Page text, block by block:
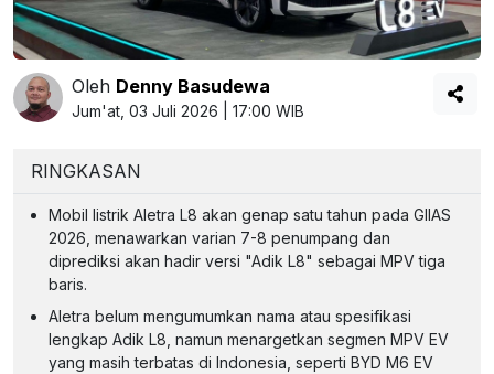
Oleh Denny Basudewa
Jum'at, 03 Juli 2026 | 17:00 WIB
RINGKASAN
Mobil listrik Aletra L8 akan genap satu tahun pada GIIAS
2026, menawarkan varian 7-8 penumpang dan
diprediksi akan hadir versi "Adik L8" sebagai MPV tiga
baris.
Aletra belum mengumumkan nama atau spesifikasi
lengkap Adik L8, namun menargetkan segmen MPV EV
yang masih terbatas di Indonesia, seperti BYD M6 EV